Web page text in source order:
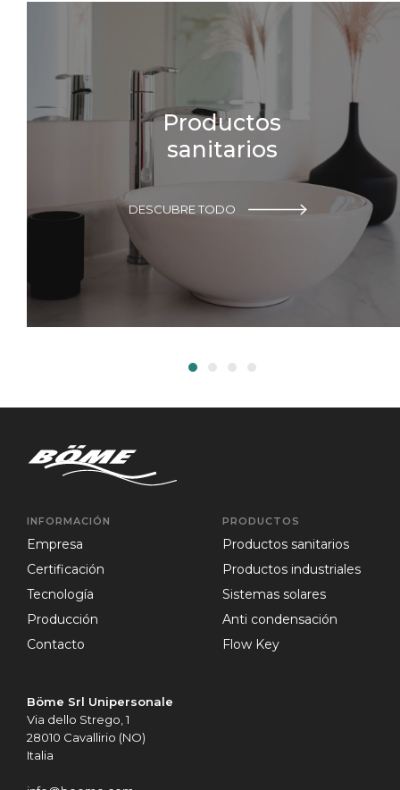
Productos
sanitarios
DESCUBRE TODO
INFORMACIÓN
empresa
certificación
tecnología
producción
contacto
PRODUCTOS
Productos sanitarios
Productos industriales
Sistemas solares
Anti condensación
Flow Key
Böme Srl Unipersonale
Via dello Strego, 1
28010 Cavallirio (NO)
Italia